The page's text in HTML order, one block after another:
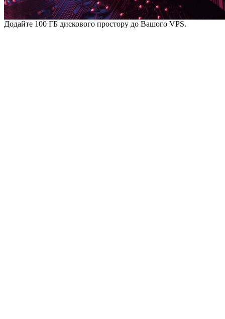
Додайте 100 ГБ дискового простору до Вашого VPS.